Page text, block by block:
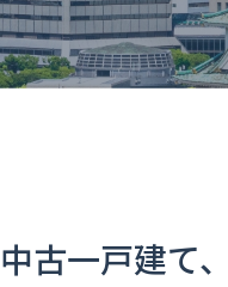
古一戸建て、